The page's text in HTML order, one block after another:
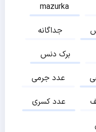
mazurka
جداگانه
برک دنس
عدد جرمی
عدد کسری